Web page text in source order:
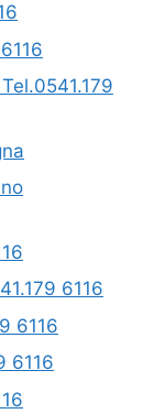
6116
6116
6116